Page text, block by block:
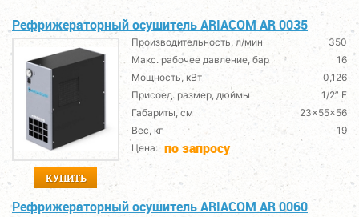
Рефрижераторный осушитель ARIACOM AR 0035
КУПИТЬ
Производительность, л/мин
350
Макс. рабочее давление, бар
16
Мощность, кВт
0,126
Присоед. размер, дюймы
1/2” F
Габариты, см
23x55x56
Вес, кг
19
Цена: по запросу
Рефрижераторный осушитель ARIACOM AR 0060